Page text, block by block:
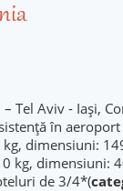
Tel Aviv - Iași,
în
kg, dimensiuni:
kg, dimensiuni:
de 3/4*(